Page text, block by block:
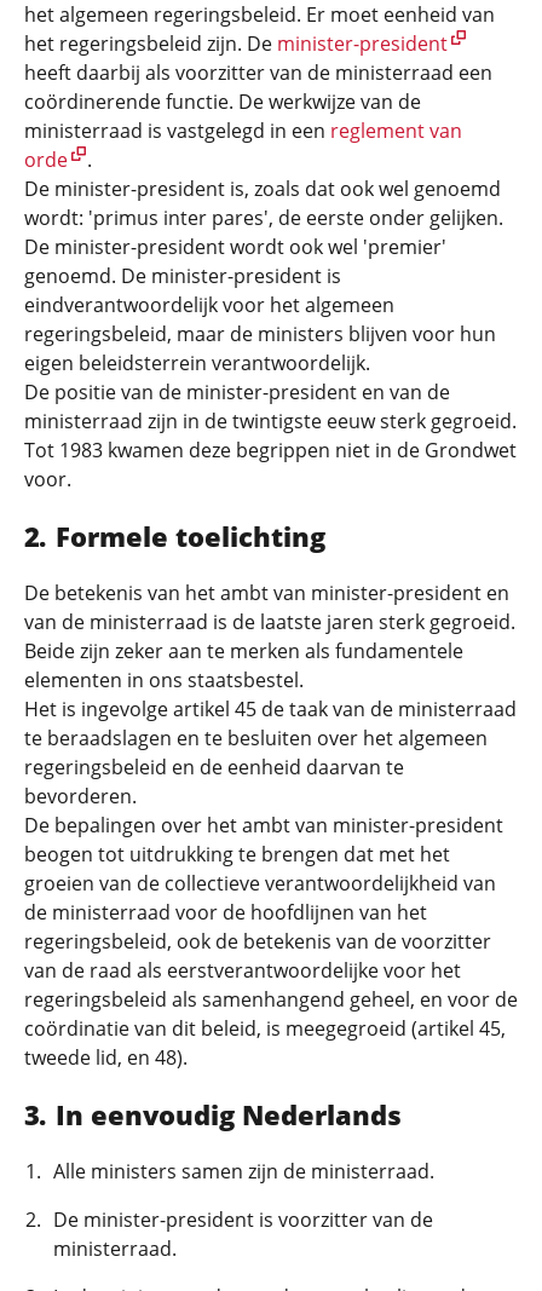
het algemeen regeringsbeleid. Er moet eenheid van
het regeringsbeleid zijn. De minister-president
heeft daarbij als voorzitter van de ministerraad een
coördinerende functie. De werkwijze van de
ministerraad is vastgelegd in een reglement van
orde
.
De minister-president is, zoals dat ook wel genoemd
wordt: 'primus inter pares', de eerste onder gelijken.
De minister-president wordt ook wel 'premier'
genoemd. De minister-president is
eindverantwoordelijk voor het algemeen
regeringsbeleid, maar de ministers blijven voor hun
eigen beleidsterrein verantwoordelijk.
De positie van de minister-president en van de
ministerraad zijn in de twintigste eeuw sterk gegroeid.
Tot 1983 kwamen deze begrippen niet in de Grondwet
voor.
Formele toelichting
De betekenis van het ambt van minister-president en
van de ministerraad is de laatste jaren sterk gegroeid.
Beide zijn zeker aan te merken als fundamentele
elementen in ons staatsbestel.
Het is ingevolge artikel 45 de taak van de ministerraad
te beraadslagen en te besluiten over het algemeen
regeringsbeleid en de eenheid daarvan te
bevorderen.
De bepalingen over het ambt van minister-president
beogen tot uitdrukking te brengen dat met het
groeien van de collectieve verantwoordelijkheid van
de ministerraad voor de hoofdlijnen van het
regeringsbeleid, ook de betekenis van de voorzitter
van de raad als eerstverantwoordelijke voor het
regeringsbeleid als samenhangend geheel, en voor de
coördinatie van dit beleid, is meegegroeid (artikel 45,
tweede lid, en 48).
In eenvoudig Nederlands
Alle ministers samen zijn de ministerraad.
De minister-president is voorzitter van de
ministerraad.